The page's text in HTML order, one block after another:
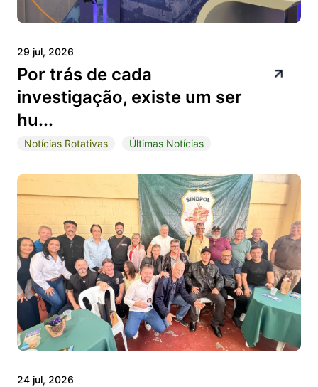
29 jul, 2026
Por trás de cada
investigação, existe um ser
hu...
Notícias Rotativas Últimas Notícias
24 jul, 2026